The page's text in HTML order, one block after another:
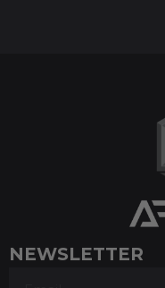
NEWSLETTER